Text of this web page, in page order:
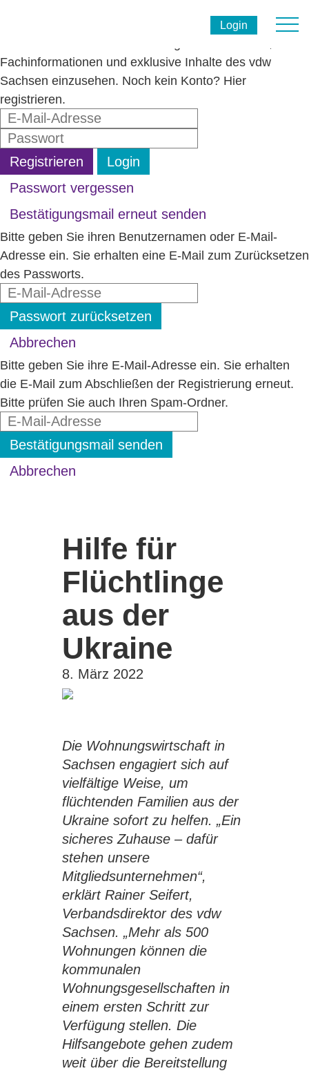
Login
Mitgliederbereich
Fachinformationen und exklusive Inhalte des vdw
Sachsen einzusehen. Noch kein Konto? Hier
registrieren.
Registrieren
Login
Passwort vergessen
Bestätigungsmail erneut senden
Bitte geben Sie ihren Benutzernamen oder E-Mail-
Adresse ein. Sie erhalten eine E-Mail zum Zurücksetzen
des Passworts.
Passwort zurücksetzen
Abbrechen
Bitte geben Sie ihre E-Mail-Adresse ein. Sie erhalten
die E-Mail zum Abschließen der Registrierung erneut.
Bitte prüfen Sie auch Ihren Spam-Ordner.
Bestätigungsmail senden
Abbrechen
Hilfe für
Flüchtlinge
aus der
Ukraine
8. März 2022
Die Wohnungswirtschaft in
Sachsen engagiert sich auf
vielfältige Weise, um
flüchtenden Familien aus der
Ukraine sofort zu helfen. „Ein
sicheres Zuhause – dafür
stehen unsere
Mitgliedsunternehmen“,
erklärt Rainer Seifert,
Verbandsdirektor des vdw
Sachsen. „Mehr als 500
Wohnungen können die
kommunalen
Wohnungsgesellschaften in
einem ersten Schritt zur
Verfügung stellen. Die
Hilfsangebote gehen zudem
weit über die Bereitstellung